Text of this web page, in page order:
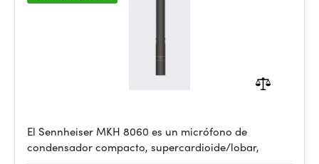
El Sennheiser MKH 8060 es un micrófono de
condensador compacto, supercardioide/lobar,